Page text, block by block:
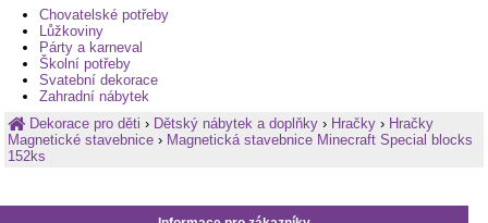
Chovatelské potřeby
Lůžkoviny
Párty a karneval
Školní potřeby
Svatební dekorace
Zahradní nábytek
Dekorace pro děti› Dětský nábytek a doplňky › Hračky › Hračky
Magnetické stavebnice › Magnetická stavebnice Minecraft Special blocks
152ks